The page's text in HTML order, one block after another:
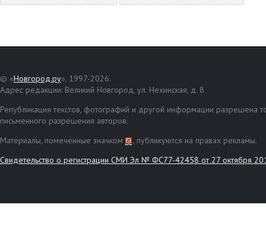
© «Новгород.ру», 1997-2026.
Адрес редакции: Великий Новгород, ул. Нехинская, д. 8
Републикация текстов, фотографий и другой информации разрешена
письменного разрешения авторов.
Материалы, помеченные значком
, публикуются на правах рекламы.
Свидетельство о регистрации СМИ Эл № ФС77-42458 от 27 октября